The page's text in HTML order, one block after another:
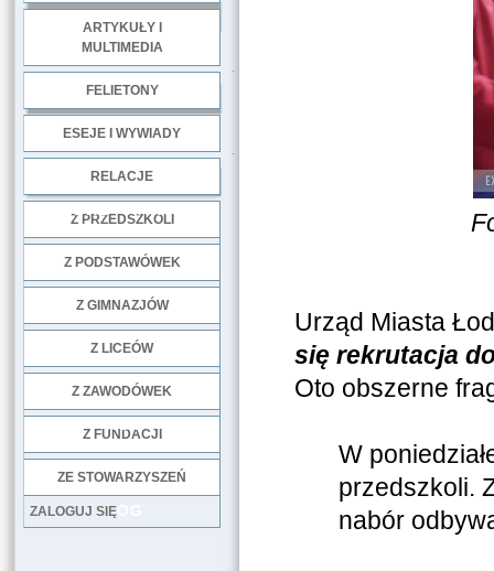
ARTYKUŁY I
MULTIMEDIA
FELIETONY
ESEJE I WYWIADY
RELACJE
Z PRZEDSZKOLI
Z PODSTAWÓWEK
Z GIMNAZJÓW
Z LICEÓW
Z ZAWODÓWEK
Z FUNDACJI
ZE STOWARZYSZEŃ
LOG
ZALOGUJ SIĘ
Urząd Miasta
się rekrutacja
Oto obszerne
W
przedszkoli.
nabór